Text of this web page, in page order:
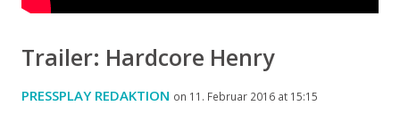
Trailer: Hardcore Henry
PRESSPLAY REDAKTION on 11. Februar 2016 at 15:15